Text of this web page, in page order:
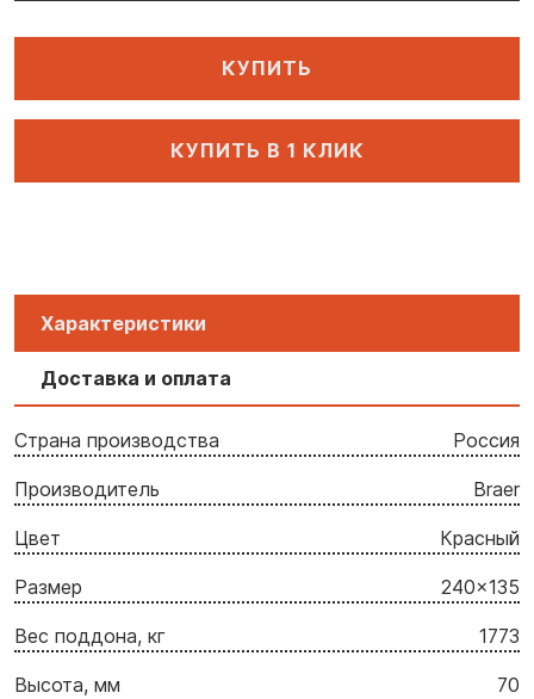
КУПИТЬ
КУПИТЬ В 1 КЛИК
Характеристики
Доставка и оплата
Страна производства Россия
Производитель Braer
Цвет Красный
Размер 240x135
Вес поддона, кг 1773
Высота, мм 70